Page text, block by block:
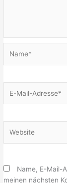
Mail-
Name, E-Mail-
meinen nächsten